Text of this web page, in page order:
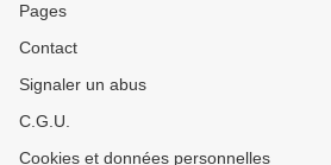
Pages
Contact
Signaler un abus
C.G.U.
Cookies et données personnelles